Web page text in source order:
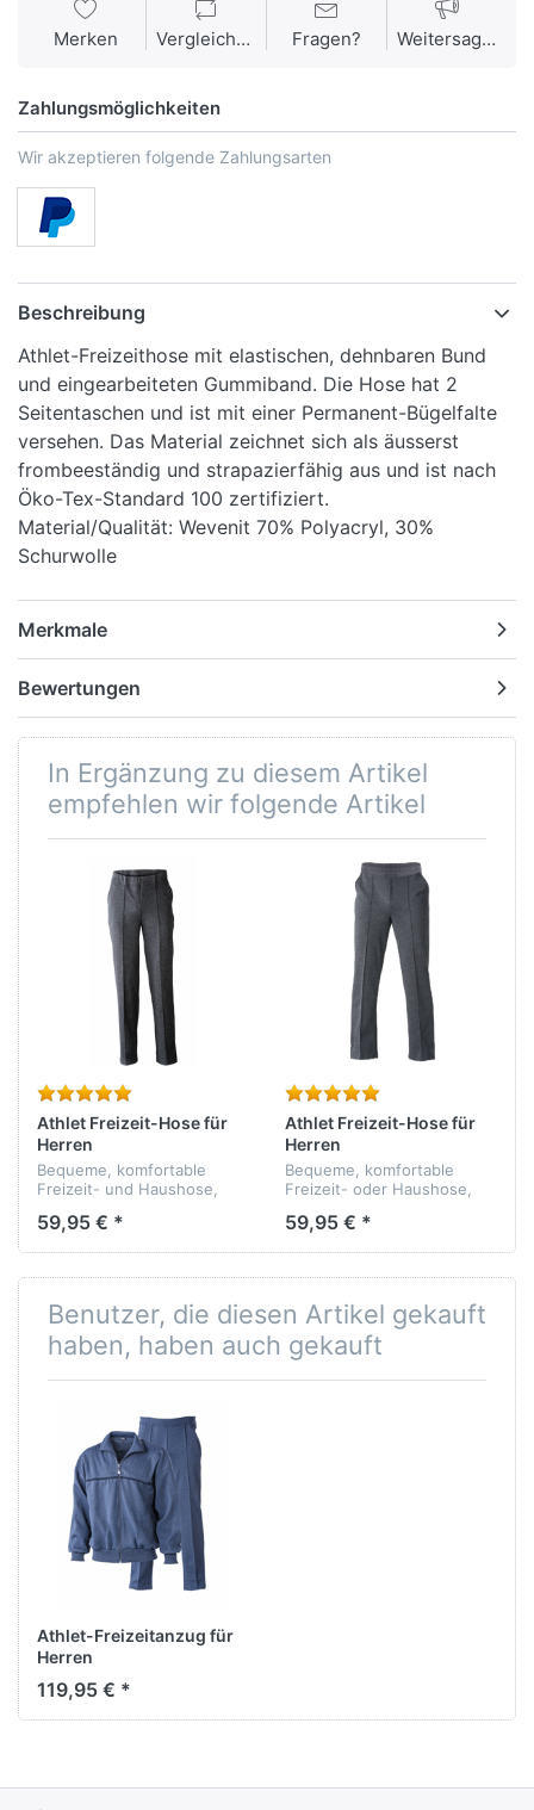
Merken Vergleichen Fragen? Weitersagen
Zahlungsmöglichkeiten
Wir akzeptieren folgende Zahlungsarten
Beschreibung
Athlet-Freizeithose mit elastischen, dehnbaren Bund
und eingearbeiteten Gummiband. Die Hose hat 2
Seitentaschen und ist mit einer Permanent-Bügelfalte
versehen. Das Material zeichnet sich als äusserst
frombeeständig und strapazierfähig aus und ist nach
Öko-Tex-Standard 100 zertifiziert.
Material/Qualität: Wevenit 70% Polyacryl, 30%
Schurwolle
Merkmale
Bewertungen
In Ergänzung zu diesem Artikel
empfehlen wir folgende Artikel
Athlet Freizeit-Hose für
Herren
Bequeme, komfortable
Freizeit- und Haushose,
- formbeständig -
59,95 € *
Athlet Freizeit-Hose für
Herren
Bequeme, komfortable
Freizeit- oder Haushose,
- formbeständig -
59,95 € *
Benutzer, die diesen Artikel gekauft
haben, haben auch gekauft
Athlet-Freizeitanzug für
Herren
119,95 € *